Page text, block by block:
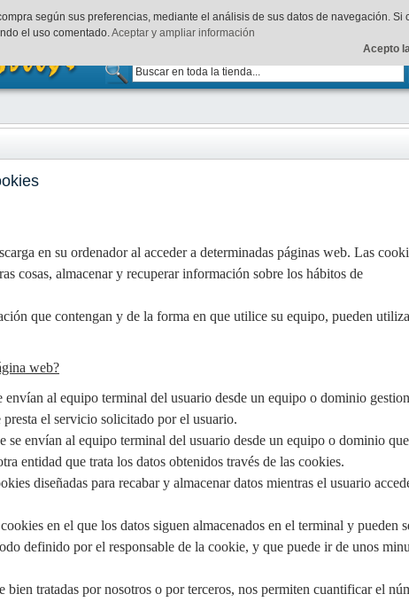
Acceder Sucarrito está vacío.
en su ordenador al acceder a determinadas páginas web. Las
cosas, almacenar y recuperar información sobre los hábitos de
que contengan y de la forma en que utilice su equipo, pueden
web?
envían al equipo terminal del usuario desde un equipo o dominio
el servicio solicitado por el usuario.
se envían al equipo terminal del usuario desde un equipo o dominio
entidad que trata los datos obtenidos través de las cookies.
diseñadas para recabar y almacenar datos mientras el usuario
en el que los datos siguen almacenados en el terminal y pueden
definido por el responsable de la cookie, y que puede ir de unos
bien tratadas por nosotros o por terceros, nos permiten cuantificar el
según sus preferencias, mediante el análisis de sus datos de navegación. Si
el uso comentado.Aceptar y ampliar información
Acepto